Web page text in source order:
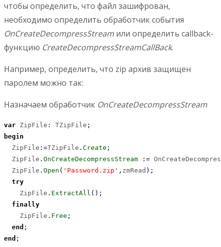
чтобы определить, что файл зашифрован,
необходимо определить обработчик события
OnCreateDecompressStream или определить callback-
функцию CreateDecompressStreamCallBack.
Например, определить, что zip архив защищен
паролем можно так:
Назначаем обработчик OnCreateDecompressStream
var ZipFile : TZipFile ;
begin
  ZipFile
: =TZipFile . Create ;
  ZipFile
. OnCreateDecompressStream : =
  ZipFile
. Open ( 'Password.zip' , zmRead ) ;
try
    ZipFile
. ExtractAll ( ) ;
finally
    ZipFile
. Free ;
end ;
end ;